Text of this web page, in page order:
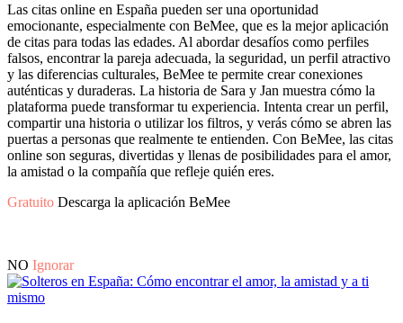
Las citas online en España pueden ser una oportunidad
emocionante, especialmente con BeMee, que es la mejor aplicación
de citas para todas las edades. Al abordar desafíos como perfiles
falsos, encontrar la pareja adecuada, la seguridad, un perfil atractivo
y las diferencias culturales, BeMee te permite crear conexiones
auténticas y duraderas. La historia de Sara y Jan muestra cómo la
plataforma puede transformar tu experiencia. Intenta crear un perfil,
compartir una historia o utilizar los filtros, y verás cómo se abren las
puertas a personas que realmente te entienden. Con BeMee, las citas
online son seguras, divertidas y llenas de posibilidades para el amor,
la amistad o la compañía que refleje quién eres.
Gratuito Descarga la aplicación BeMee
NO Ignorar